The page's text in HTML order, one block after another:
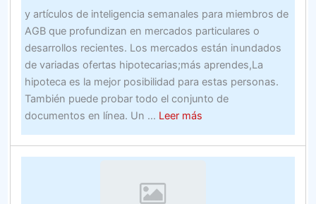
y artículos de inteligencia semanales para miembros de
AGB que profundizan en mercados particulares o
desarrollos recientes. Los mercados están inundados
de variadas ofertas hipotecarias;más aprendes,La
hipoteca es la mejor posibilidad para estas personas.
También puede probar todo el conjunto de
documentos en línea. Un ... Leer másabout
mejores
apuestas